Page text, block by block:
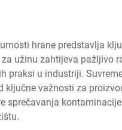
hrane predstavlja
užinu zahtijeva pažljivo
praksi u industriji.
ključne važnosti za
sprečavanja